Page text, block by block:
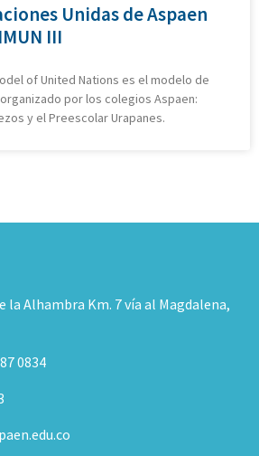
Unidas de Aspaen
III
of United Nations es el modelo de
por los colegios Aspaen:
y el Preescolar Urapanes.
la Alhambra Km. 7 vía al Magdalena,
0834